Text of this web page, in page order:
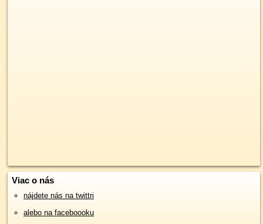
Viac o nás
nájdete nás na twittri
alebo na faceboooku